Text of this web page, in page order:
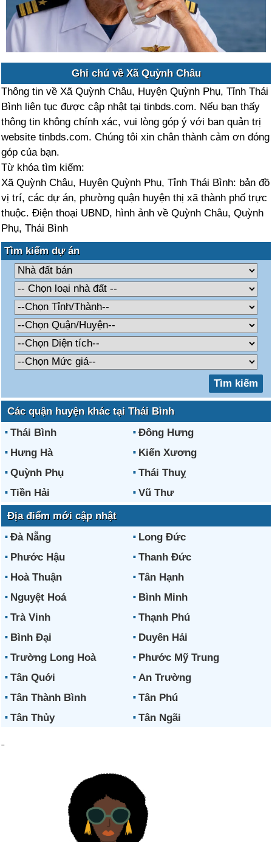
Ghi chú về Xã Quỳnh Châu
Thông tin về Xã Quỳnh Châu, Huyện Quỳnh Phụ, Tỉnh Thái
Bình liên tục được cập nhật tại tinbds.com. Nếu bạn thấy
thông tin không chính xác, vui lòng góp ý với ban quản trị
website tinbds.com. Chúng tôi xin chân thành cảm ơn đóng
góp của bạn.
Từ khóa tìm kiếm:
Xã Quỳnh Châu, Huyện Quỳnh Phụ, Tỉnh Thái Bình: bản đồ
vị trí, các dự án, phường quận huyện thị xã thành phố trực
thuộc. Điện thoại UBND, hình ảnh về Quỳnh Châu, Quỳnh
Phụ, Thái Bình
Tìm kiếm dự án
Các quận huyện khác tại Thái Bình
Thái Bình
Đông Hưng
Hưng Hà
Kiến Xương
Quỳnh Phụ
Thái Thuỵ
Tiền Hải
Vũ Thư
Địa điểm mới cập nhật
Đà Nẵng
Long Đức
Phước Hậu
Thanh Đức
Hoà Thuận
Tân Hạnh
Nguyệt Hoá
Bình Minh
Trà Vinh
Thạnh Phú
Bình Đại
Duyên Hải
Trường Long Hoà
Phước Mỹ Trung
Tân Quới
An Trường
Tân Thành Bình
Tân Phú
Tân Thủy
Tân Ngãi